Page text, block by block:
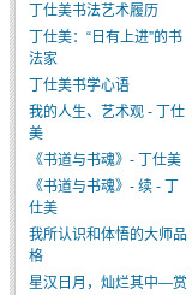
丁仕美书法艺术履历
丁仕美：“日有上进”的书
法家
丁仕美书学心语
我的人生、艺术观 - 丁仕
美
《书道与书魂》- 丁仕美
《书道与书魂》- 续 - 丁
仕美
我所认识和体悟的大师品
格
星汉日月，灿烂其中—赏